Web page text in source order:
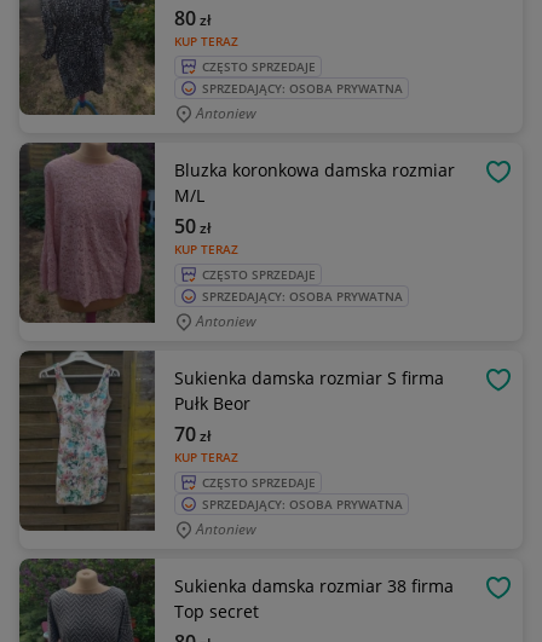
KUP TERAZ
80zł
CZĘSTO SPRZEDAJE
SPRZEDAJĄCY: OSOBA PRYWATNA
Antoniew
Bluzka koronkowa damska rozmiar
M/L
KUP TERAZ
50zł
CZĘSTO SPRZEDAJE
SPRZEDAJĄCY: OSOBA PRYWATNA
Antoniew
Sukienka damska rozmiar S firma
Pułk Beor
KUP TERAZ
70zł
CZĘSTO SPRZEDAJE
SPRZEDAJĄCY: OSOBA PRYWATNA
Antoniew
Sukienka damska rozmiar 38 firma
Top secret